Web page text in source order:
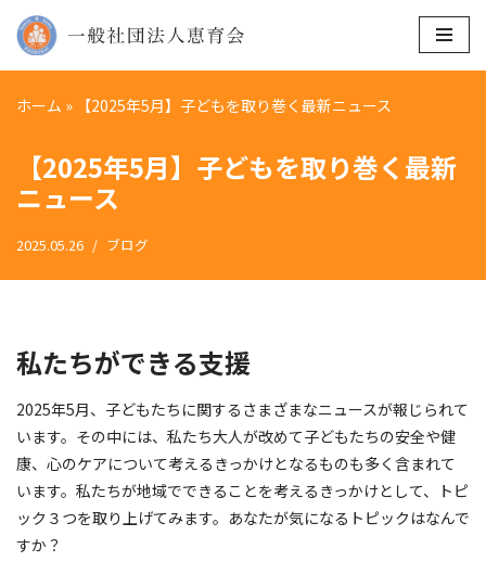
コ
テ
へ
キ
ッ
ホーム » 【2025年5月】子どもを取り巻く最新ニュース
【2025年5月】子どもを取り巻く最新
ニュース
2025.05.26 ブログ
私たちができる支援
2025年5月、子どもたちに関するさまざまなニュースが報じられて
います。その中には、私たち大人が改めて子どもたちの安全や健
康、心のケアについて考えるきっかけとなるものも多く含まれて
います。私たちが地域でできることを考えるきっかけとして、トピ
ック３つを取り上げてみます。あなたが気になるトピックはなんで
すか？